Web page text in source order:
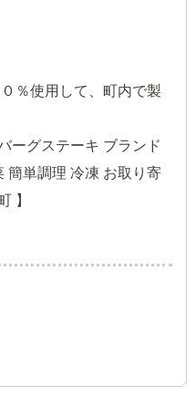
％使用して、町内で製
ーグステーキ ブランド
簡単調理 冷凍 お取り寄
】